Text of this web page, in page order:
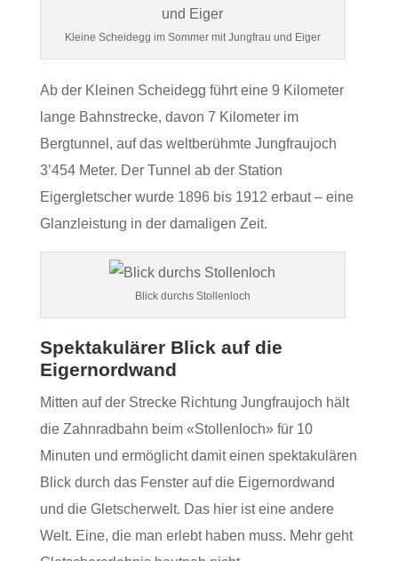
Kleine Scheidegg im Sommer mit Jungfrau und Eiger
Ab der Kleinen Scheidegg führt eine 9 Kilometer
lange Bahnstrecke, davon 7 Kilometer im
Bergtunnel, auf das weltberühmte Jungfraujoch
3’454 Meter. Der Tunnel ab der Station
Eigergletscher wurde 1896 bis 1912 erbaut – eine
Glanzleistung in der damaligen Zeit.
Blick durchs Stollenloch
Spektakulärer Blick auf die
Eigernordwand
Mitten auf der Strecke Richtung Jungfraujoch hält
die Zahnradbahn beim «Stollenloch» für 10
Minuten und ermöglicht damit einen spektakulären
Blick durch das Fenster auf die Eigernordwand
und die Gletscherwelt. Das hier ist eine andere
Welt. Eine, die man erlebt haben muss. Mehr geht